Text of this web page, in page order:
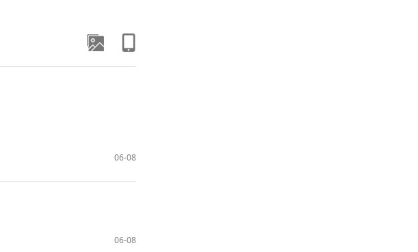
06-08
06-08